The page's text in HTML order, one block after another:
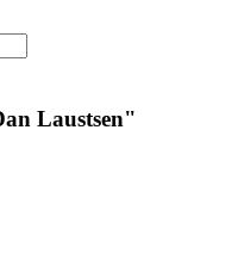
Laustsen"